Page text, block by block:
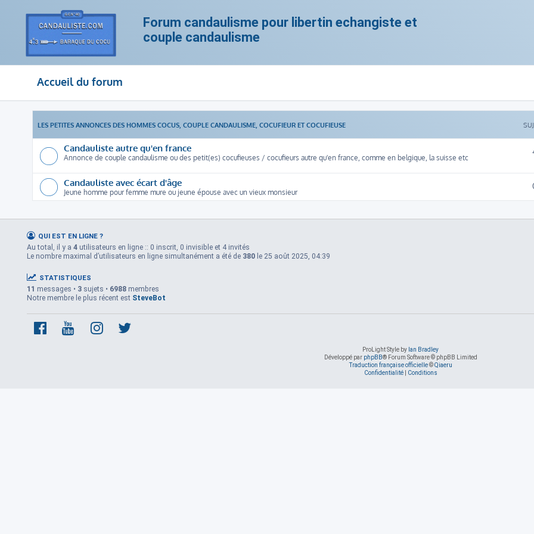
Forum candaulisme pour libertin echangiste et
couple candaulisme
Accueil du forum
LES PETITES ANNONCES DES HOMMES COCUS, COUPLE CANDAULISME, COCUFIEUR ET COCUFIEUSE
Candauliste autre qu'en france
Annonce de couple candaulisme ou des petit(es) cocufieuses / cocufieurs autre qu'en france, comme en belgique, la suisse etc
Candauliste avec écart d'âge
Jeune homme pour femme mure ou jeune épouse avec un vieux monsieur
QUI EST EN LIGNE ?
Au total, il y a4 utilisateurs en ligne :: 0 inscrit, 0 invisible et 4 invités
Le nombre maximal d’utilisateurs en ligne simultanément a été de 380 le 25 août 2025, 04:39
STATISTIQUES
11 messages • 3 sujets • 6988 membres
Notre membre le plus récent est SteveBot
ProLight Style by Ian Bradley
Développé par phpBB® Forum Software © phpBB Limited
Traduction française officielle©Qiaeru
Confidentialité| Conditions